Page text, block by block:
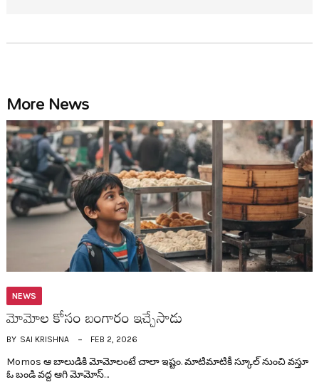
More News
NEWS
మోమోల కోసం బంగారం ఇచ్చేసాడు
BY SAI KRISHNA FEB 2, 2026
Momos ఆ బాలుడికి మోమోలంటే చాలా ఇష్టం. మాటిమాటికీ స్కూల్ నుంచి వ‌స్తూ
ఓ బండి వ‌ద్ద ఆగి మోమోస్…